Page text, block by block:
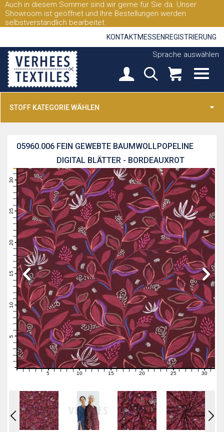
Auch in diesem Sommer sind wir gerne für Sie da. Unser
Showroom ist geöffnet und Ihre Bestellungen werden
selbstverständlich bearbeitet.
KONTAKTMESSEN REGISTRIERUNG
Sprache auswählen
STOFF KATEGORIE WÄHLEN
FEIN GEWEBTE BAUMWOLLPOPELINE
DIGITAL BLÄTTER - BORDEAUXROT
05960.006
0
1
2
3
6
8
9
10
11
12
14
15
16
17
18
20
21
22
24
25
26
28
30
31
0 1 2 3 4 6 7 8910 11121314 15161718192021222324252627282930 31